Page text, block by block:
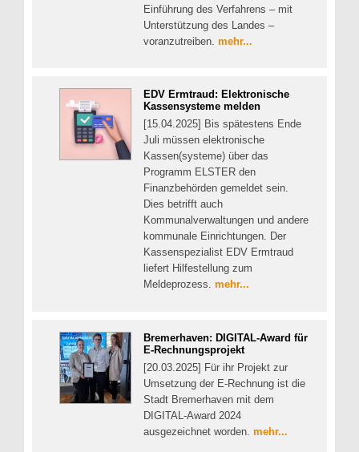
Einführung des Verfahrens – mit
Unterstützung des Landes –
voranzutreiben. mehr...
EDV Ermtraud: Elektronische
Kassensysteme melden
[15.04.2025] Bis spätestens Ende
Juli müssen elektronische
Kassen(systeme) über das
Programm ELSTER den
Finanzbehörden gemeldet sein.
Dies betrifft auch
Kommunalverwaltungen und andere
kommunale Einrichtungen. Der
Kassenspezialist EDV Ermtraud
liefert Hilfestellung zum
Meldeprozess. mehr...
Bremerhaven: DIGITAL-Award für
E-Rechnungsprojekt
[20.03.2025] Für ihr Projekt zur
Umsetzung der E-Rechnung ist die
Stadt Bremerhaven mit dem
DIGITAL-Award 2024
ausgezeichnet worden. mehr...